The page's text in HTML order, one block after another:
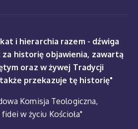
i hierarchia razem - dźwiga
historię objawienia, zawartą
oraz w żywej Tradycji
przekazuje tę historię"
Komisja Teologiczna,
w życiu Kościoła"